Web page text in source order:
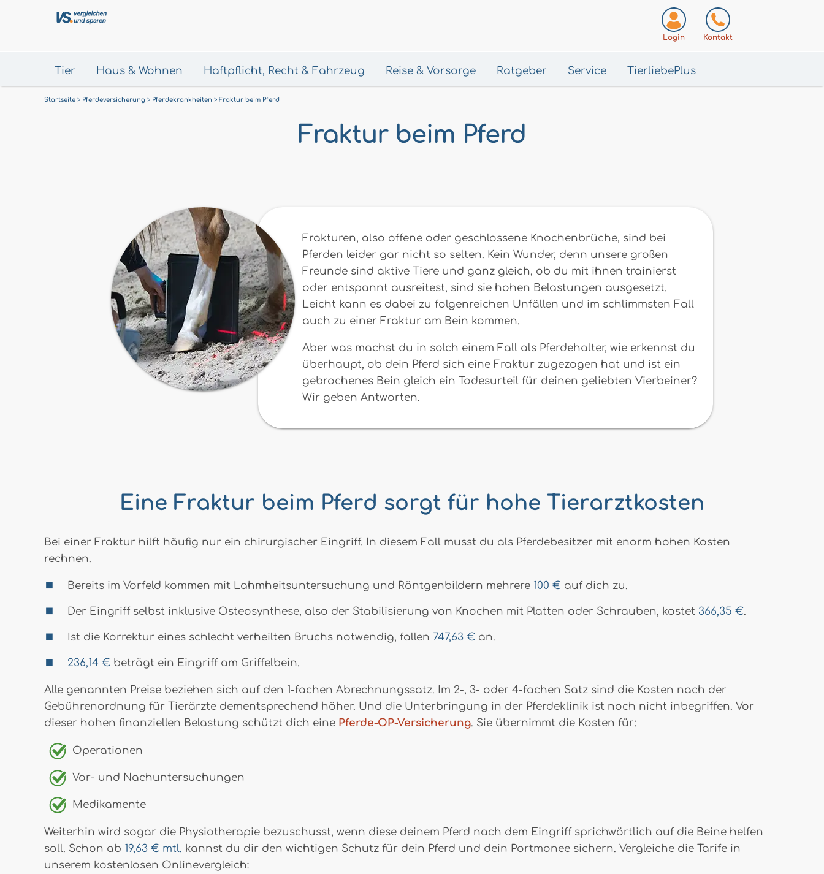
Login Kontakt
Tier Haus & Wohnen Haftpflicht, Recht & Fahrzeug Reise & Vorsorge Ratgeber Service TierliebePlus
Startseite Pferdeversicherung Pferdekrankheiten Fraktur beim Pferd
Fraktur beim Pferd
Frakturen, also offene oder geschlossene Knochenbrüche, sind bei
Pferden leider gar nicht so selten. Kein Wunder, denn unsere großen
Freunde sind aktive Tiere und ganz gleich, ob du mit ihnen trainierst
oder entspannt ausreitest, sind sie hohen Belastungen ausgesetzt.
Leicht kann es dabei zu folgenreichen Unfällen und im schlimmsten Fall
auch zu einer Fraktur am Bein kommen.
Aber was machst du in solch einem Fall als Pferdehalter, wie erkennst du
überhaupt, ob dein Pferd sich eine Fraktur zugezogen hat und ist ein
gebrochenes Bein gleich ein Todesurteil für deinen geliebten Vierbeiner?
Wir geben Antworten.
Eine Fraktur beim Pferd sorgt für hohe Tierarztkosten
Bei einer Fraktur hilft häufig nur ein chirurgischer Eingriff. In diesem Fall musst du als Pferdebesitzer mit enorm hohen Kosten
rechnen.
Bereits im Vorfeld kommen mit Lahmheitsuntersuchung und Röntgenbildern mehrere 100 € auf dich zu.
Der Eingriff selbst inklusive Osteosynthese, also der Stabilisierung von Knochen mit Platten oder Schrauben, kostet 366,35 €.
Ist die Korrektur eines schlecht verheilten Bruchs notwendig, fallen 747,63 € an.
236,14 € beträgt ein Eingriff am Griffelbein.
Alle genannten Preise beziehen sich auf den 1-fachen Abrechnungssatz. Im 2-, 3- oder 4-fachen Satz sind die Kosten nach der
Gebührenordnung für Tierärzte dementsprechend höher. Und die Unterbringung in der Pferdeklinik ist noch nicht inbegriffen. Vor
dieser hohen finanziellen Belastung schützt dich eine Pferde-OP-Versicherung. Sie übernimmt die Kosten für:
Operationen
Vor- und Nachuntersuchungen
Medikamente
Weiterhin wird sogar die Physiotherapie bezuschusst, wenn diese deinem Pferd nach dem Eingriff sprichwörtlich auf die Beine helfen
soll. Schon ab 19,63 € mtl. kannst du dir den wichtigen Schutz für dein Pferd und dein Portmonee sichern. Vergleiche die Tarife in
unserem kostenlosen Onlinevergleich: